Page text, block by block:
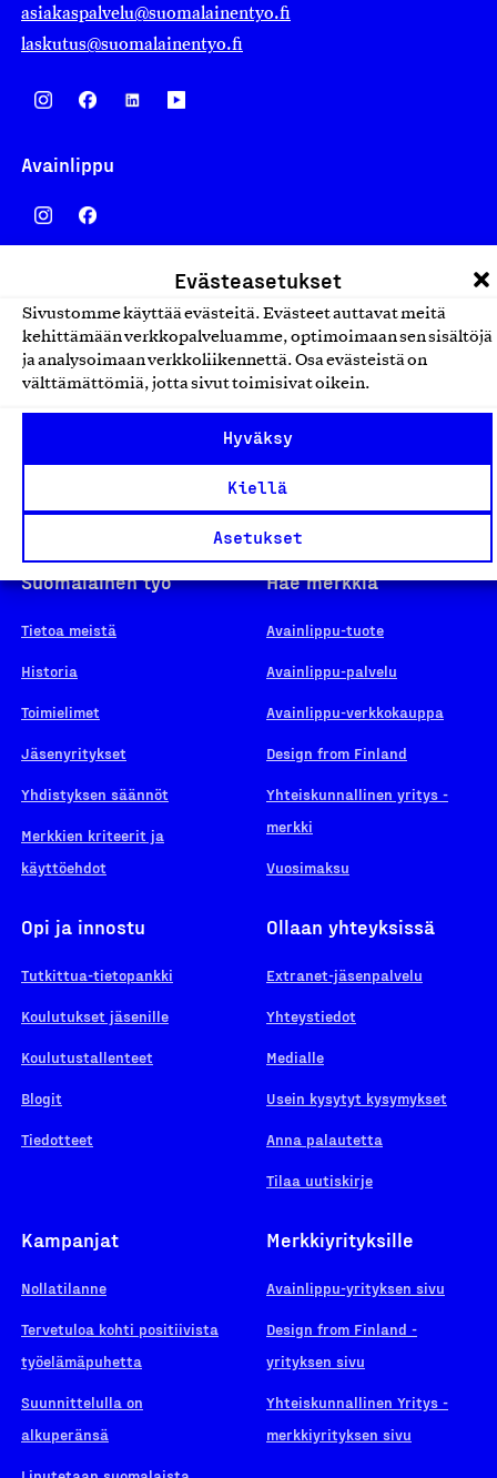
Evästeasetukset
Sivustomme käyttää evästeitä. Evästeet auttavat meitä
kehittämään verkkopalveluamme, optimoimaan sen sisältöjä
ja analysoimaan verkkoliikennettä. Osa evästeistä on
välttämättömiä, jotta sivut toimisivat oikein.
Hyväksy
Kiellä
Asetukset
asiakaspalvelu@suomalainentyo.fi
laskutus@suomalainentyo.fi
Avainlippu
Design From Finland
Yhteiskunnallinen Yritys -merkki
Suomalainen työ
Tietoa meistä
Historia
Toimielimet
Jäsenyritykset
Yhdistyksen säännöt
Merkkien kriteerit ja
käyttöehdot
Hae merkkiä
Avainlippu-tuote
Avainlippu-palvelu
Avainlippu-verkkokauppa
Design from Finland
Yhteiskunnallinen yritys -
merkki
Vuosimaksu
Opi ja innostu
Tutkittua-tietopankki
Koulutukset jäsenille
Koulutustallenteet
Blogit
Tiedotteet
Ollaan yhteyksissä
Extranet-jäsenpalvelu
Yhteystiedot
Medialle
Usein kysytyt kysymykset
Anna palautetta
Tilaa uutiskirje
Kampanjat
Nollatilanne
Tervetuloa kohti positiivista
työelämäpuhetta
Suunnittelulla on
alkuperänsä
Merkkiyrityksille
Avainlippu-yrityksen sivu
Design from Finland -
yrityksen sivu
Yhteiskunnallinen Yritys -
merkkiyrityksen sivu